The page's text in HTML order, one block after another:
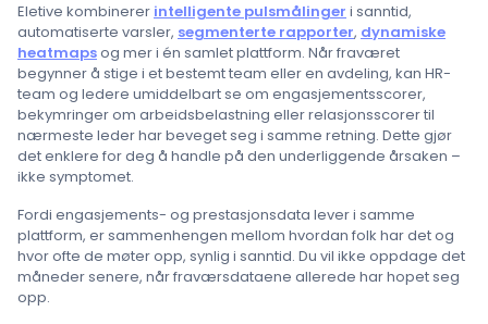
Eletive kombinerer intelligente pulsmålinger i sanntid,
automatiserte varsler, segmenterte rapporter, dynamiske
heatmapsog mer i én samlet plattform. Når fraværet
begynner å stige i et bestemt team eller en avdeling, kan HR-
team og ledere umiddelbart se om engasjementsscorer,
bekymringer om arbeidsbelastning eller relasjonsscorer til
nærmeste leder har beveget seg i samme retning. Dette gjør
det enklere for deg å handle på den underliggende årsaken –
ikke symptomet.
Fordi engasjements- og prestasjonsdata lever i samme
plattform, er sammenhengen mellom hvordan folk har det og
hvor ofte de møter opp, synlig i sanntid. Du vil ikke oppdage det
måneder senere, når fraværsdataene allerede har hopet seg
opp.